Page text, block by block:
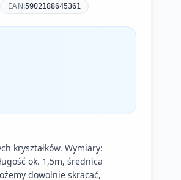
EAN:5902188645361
kryształków. Wymiary:
ok. 1,5m, średnica
dowolnie skracać,